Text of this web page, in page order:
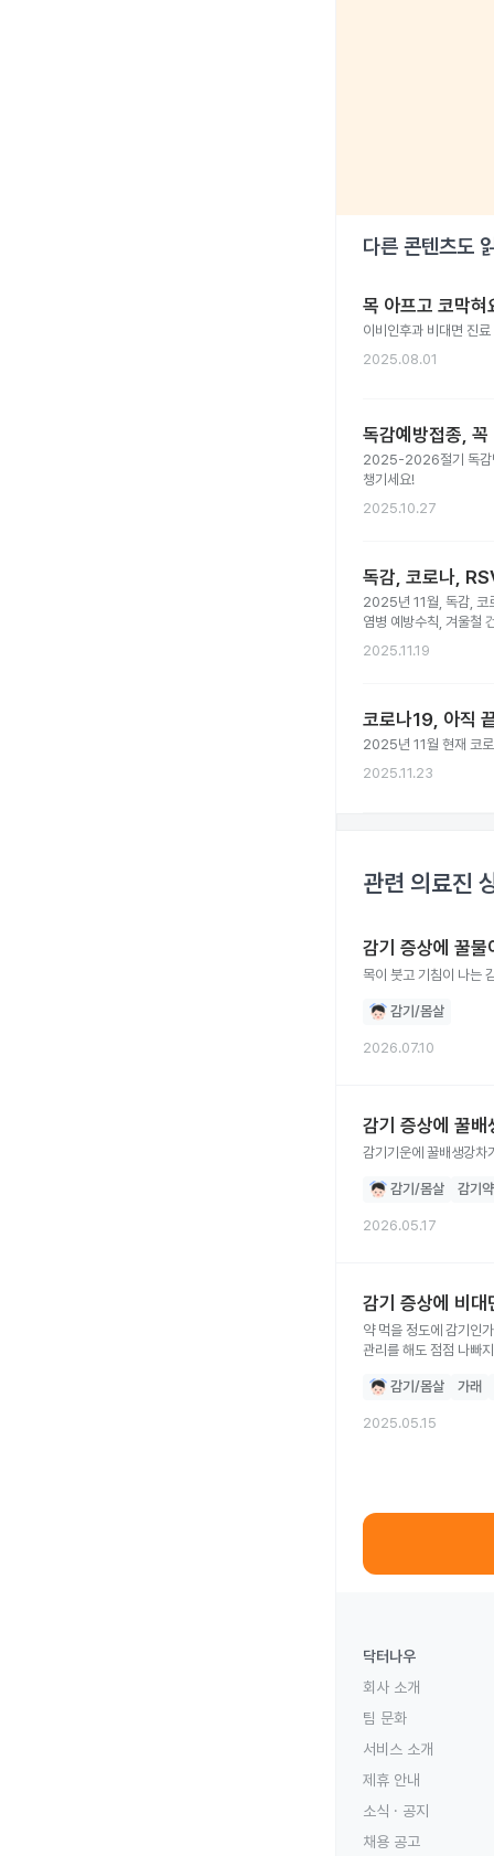
다른 콘텐츠도
목 아프고 코막혀
이비인후과 비대면 진
2025.08.01
독감예방접종,
2025-2026절기 독감
챙기세요!
2025.10.27
독감, 코로나,
2025년 11월, 독감, 코
염병 예방수칙, 겨울철
2025.11.19
코로나19, 아직
2025년 11월 현재 코
2025.11.23
관련 의료진
감기 증상에 꿀물
목이 붓고 기침이 나는
감기/몸살
2026.07.10
감기 증상에 꿀
감기기운에 꿀배생강차
감기/몸살 감기약
2026.05.17
감기 증상에 비
약 먹을 정도에 감기인가요 평소에도 편도염을 달고 살긴 합니다
관리를 해도 점점 나빠
입니다감기/몸살 가래
2025.05.15
닥터나우
회사 소개
팀 문화
서비스 소개
제휴 안내
소식 · 공지
채용 공고